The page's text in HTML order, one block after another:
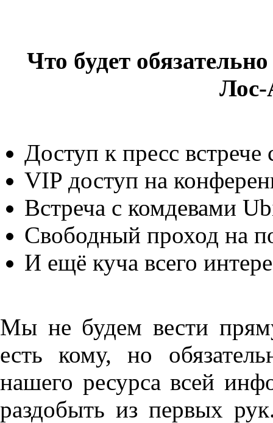
Что будет
Лос-
Доступ к пресс
VIP доступ на
Встреча с комдевами
Свободный проход на
И ещё куча всего
Мы не будем вести
есть кому, но
нашего ресурса всей
раздобыть из первых